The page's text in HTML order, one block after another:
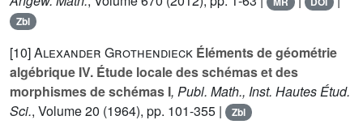
Zbl
[10]Alexander Grothendieck Éléments de géométrie
algébrique IV. Étude locale des schémas et des
morphismes de schémas I, Publ. Math., Inst. Hautes Étud.
Sci., Volume 20 (1964), pp. 101-355 | Zbl